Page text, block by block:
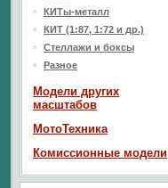
КИТы-металл
КИТ (1:87, 1:72 и др.)
Стеллажи и боксы
Разное
Модели других
масштабов
МотоТехника
Комиссионные модели